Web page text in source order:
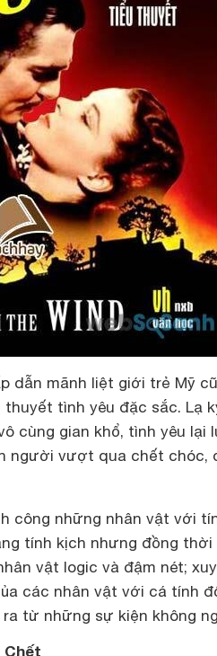
dẫn mãnh liệt giới trẻ Mỹ
tình yêu đặc sắc. Lạ
cùng gian khổ, tình yêu lại
người vượt qua chết chóc,
công những nhân vật với
tính kịch nhưng đồng
vật logic và đậm nét;
các nhân vật với cá tính
từ những sự kiện không
Chết